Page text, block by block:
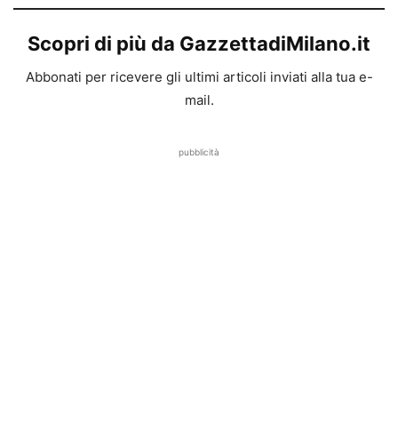
Scopri di più da GazzettadiMilano.it
Abbonati per ricevere gli ultimi articoli inviati alla tua e-
mail.
pubblicità